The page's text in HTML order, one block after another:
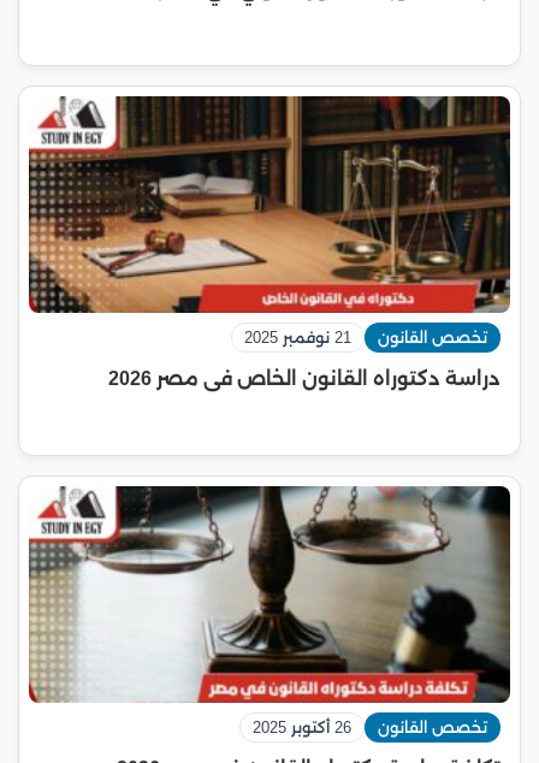
تخصص القانون 21 نوفمبر 2025
دراسة دكتوراه القانون الخاص فى مصر 2026
تخصص القانون 26 أكتوبر 2025